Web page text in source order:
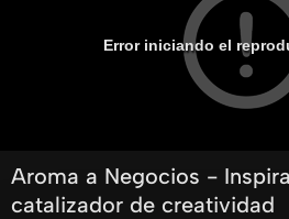
Error iniciando el
Aroma a Negocios -
catalizador de creatividad